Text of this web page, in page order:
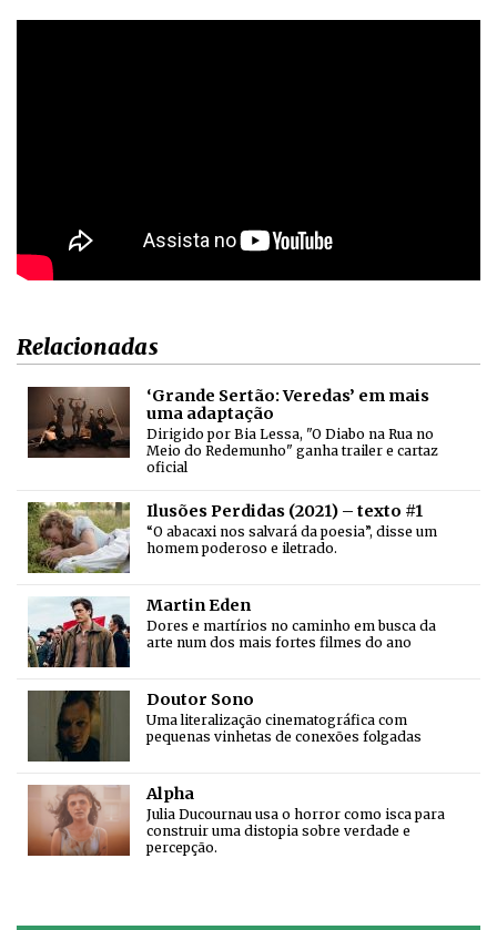
Relacionadas
‘Grande Sertão: Veredas’ em mais
uma adaptação
Dirigido por Bia Lessa, "O Diabo na Rua no
Meio do Redemunho" ganha trailer e cartaz
oficial
Ilusões Perdidas (2021) – texto #1
“O abacaxi nos salvará da poesia”, disse um
homem poderoso e iletrado.
Martin Eden
Dores e martírios no caminho em busca da
arte num dos mais fortes filmes do ano
Doutor Sono
Uma literalização cinematográfica com
pequenas vinhetas de conexões folgadas
Alpha
Julia Ducournau usa o horror como isca para
construir uma distopia sobre verdade e
percepção.